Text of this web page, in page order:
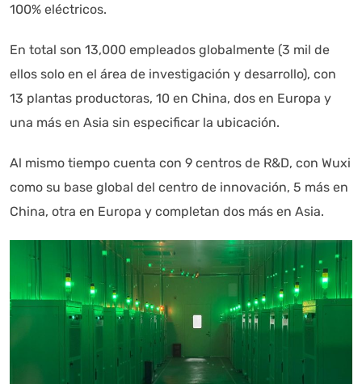
100% eléctricos.
En total son 13,000 empleados globalmente (3 mil de
ellos solo en el área de investigación y desarrollo), con
13 plantas productoras, 10 en China, dos en Europa y
una más en Asia sin especificar la ubicación.
Al mismo tiempo cuenta con 9 centros de R&D, con Wuxi
como su base global del centro de innovación, 5 más en
China, otra en Europa y completan dos más en Asia.